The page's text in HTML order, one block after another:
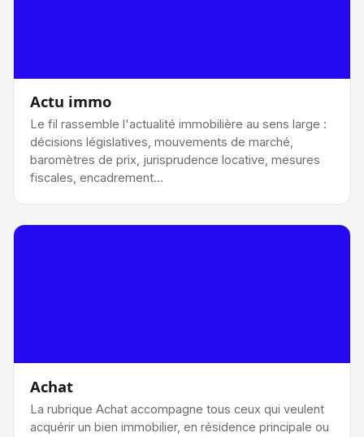
Actu immo
Le fil rassemble l'actualité immobilière au sens large :
décisions législatives, mouvements de marché,
baromètres de prix, jurisprudence locative, mesures
fiscales, encadrement…
Achat
La rubrique Achat accompagne tous ceux qui veulent
acquérir un bien immobilier, en résidence principale ou